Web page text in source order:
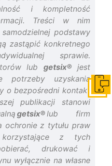
i kompletność
Treści w nim
podstawy
zastąpić konkretnego
sprawie.
lub getsix®jest
potrzeby uzyskania
o bezpośredni kontakt
publikacji stanowi
getsix®lub firm
ochronie z tytułu praw
z tych
drukować i
wyłącznie na własne